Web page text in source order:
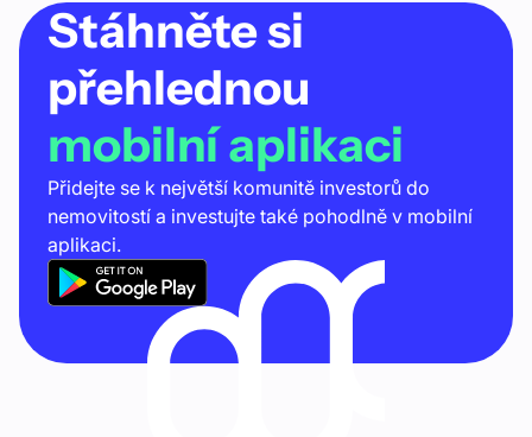
Stáhněte si
přehlednou
mobilní aplikaci
Přidejte se k největší komunitě investorů do
nemovitostí a investujte také pohodlně v mobilní
aplikaci.